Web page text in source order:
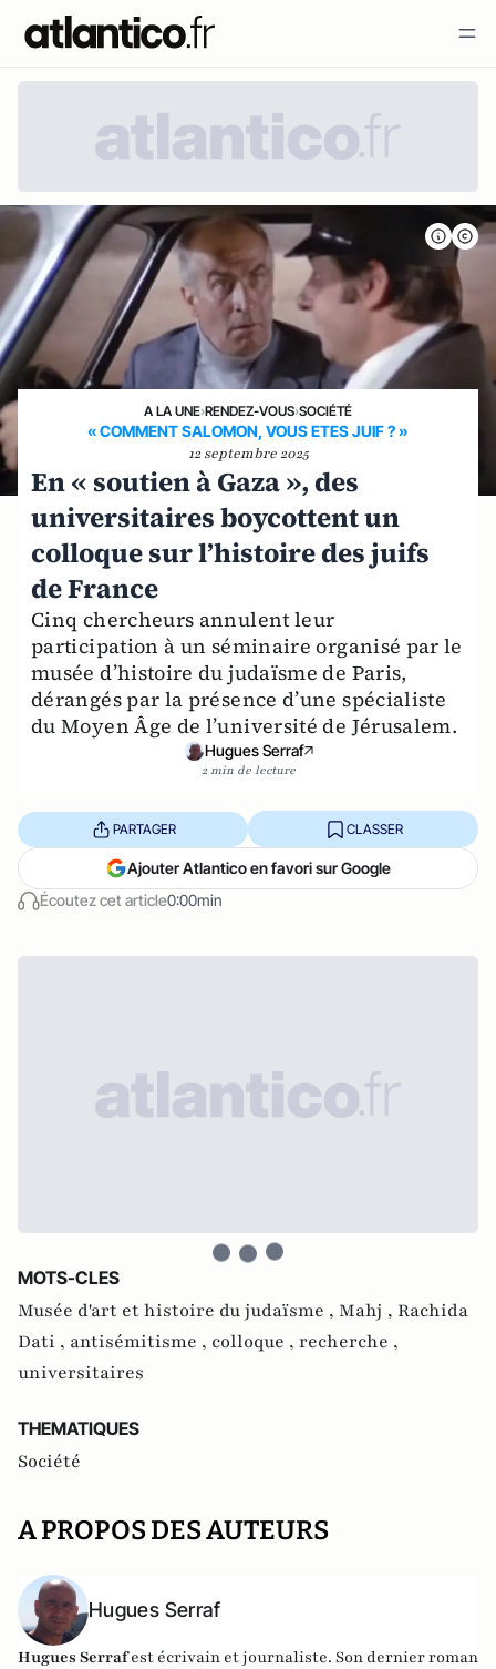
A LA UNE›RENDEZ-VOUS›SOCIÉTÉ
« COMMENT SALOMON, VOUS ETES JUIF ? »
12 septembre 2025
En « soutien à Gaza », des
universitaires boycottent un
colloque sur l’histoire des juifs
de France
Cinq chercheurs annulent leur
participation à un séminaire organisé par le
musée d’histoire du judaïsme de Paris,
dérangés par la présence d’une spécialiste
du Moyen Âge de l’université de Jérusalem.
Hugues Serraf
2 min de lecture
Écoutez cet article0:00min
PARTAGER CLASSER
Ajouter Atlantico en favori sur Google
MOTS-CLES
Musée d'art et histoire du judaïsme , Mahj , Rachida
Dati , antisémitisme , colloque , recherche ,
universitaires
THEMATIQUES
Société
A PROPOS DES AUTEURS
Hugues Serraf
Hugues Serrafest écrivain et journaliste. Son dernier roman